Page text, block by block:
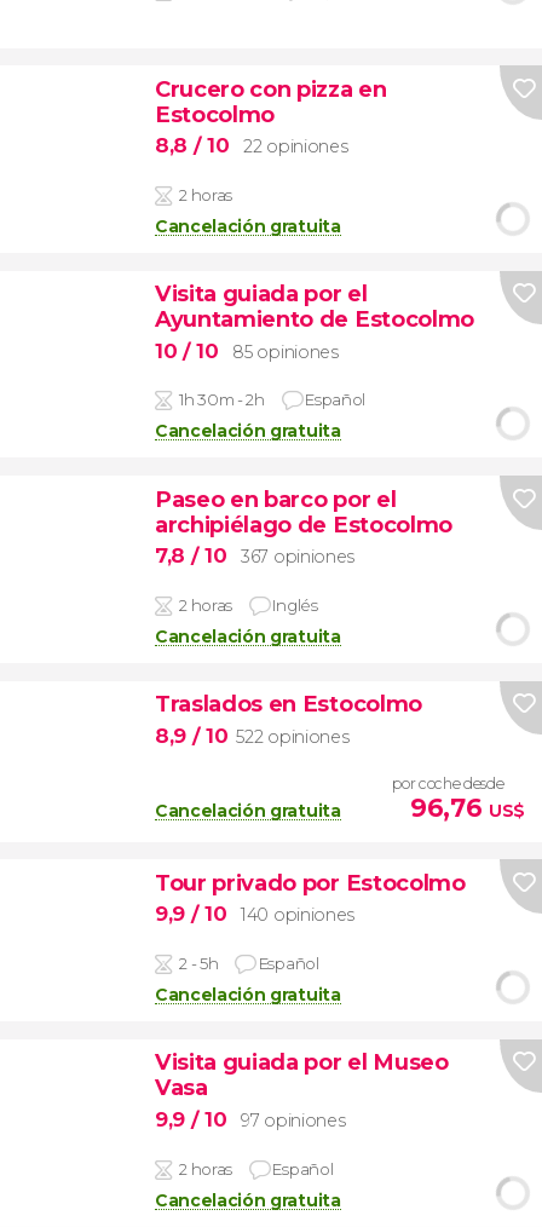
Crucero con pizza en
Estocolmo
8,8 / 10 22 opiniones
2 horas
Cancelación gratuita
Visita guiada por el
Ayuntamiento de Estocolmo
10 / 10 85 opiniones
1h 30m - 2h Español
Cancelación gratuita
Paseo en barco por el
archipiélago de Estocolmo
7,8 / 10 367 opiniones
2 horas Inglés
Cancelación gratuita
Traslados en Estocolmo
8,9 / 10 522 opiniones
Cancelación gratuita
por coche desde
96,76 US$
Tour privado por Estocolmo
9,9 / 10 140 opiniones
2 - 5h Español
Cancelación gratuita
Visita guiada por el Museo
Vasa
9,9 / 10 97 opiniones
2 horas Español
Cancelación gratuita